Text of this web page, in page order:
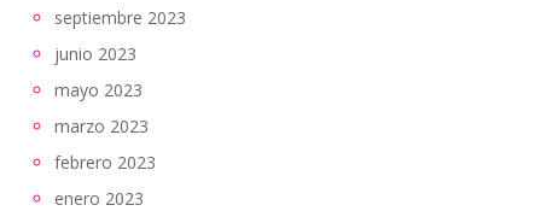
septiembre 2023
junio 2023
mayo 2023
marzo 2023
febrero 2023
enero 2023